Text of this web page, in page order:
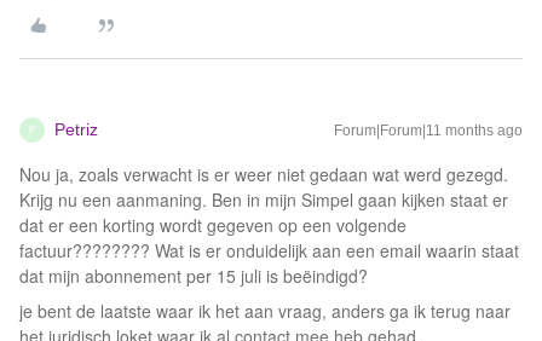
P Petriz Forum|Forum|11 months ago
Nou ja, zoals verwacht is er weer niet gedaan wat werd gezegd.
Krijg nu een aanmaning. Ben in mijn Simpel gaan kijken staat er
dat er een korting wordt gegeven op een volgende
factuur???????? Wat is er onduidelijk aan een email waarin staat
dat mijn abonnement per 15 juli is beëindigd?
je bent de laatste waar ik het aan vraag, anders ga ik terug naar
het juridisch loket waar ik al contact mee heb gehad.